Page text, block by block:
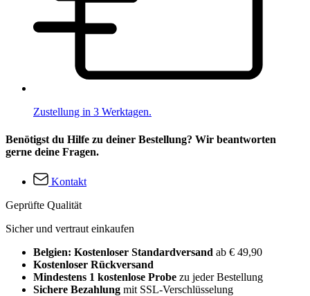
Zustellung in 3 Werktagen.
Benötigst du Hilfe zu deiner Bestellung? Wir beantworten
gerne deine Fragen.
Kontakt
Geprüfte Qualität
Sicher und vertraut einkaufen
Belgien: Kostenloser Standardversand ab € 49,90
Kostenloser Rückversand
Mindestens 1 kostenlose Probe zu jeder Bestellung
Sichere Bezahlung mit SSL-Verschlüsselung